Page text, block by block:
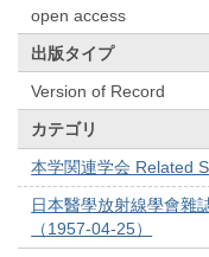
open access
出版タイプ
Version of Record
カテゴリ
本学関連学会 Related
日本醫學放射線學會雜
（1957-04-25）